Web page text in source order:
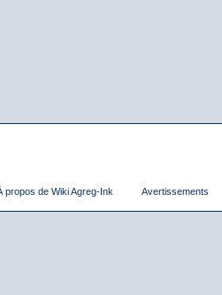
propos de Wiki Agreg-Ink Avertissements